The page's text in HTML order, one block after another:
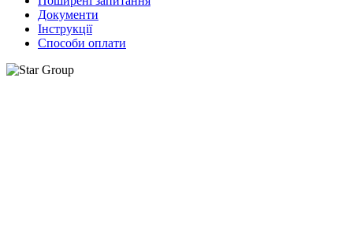
Документи
Інструкції
Способи оплати